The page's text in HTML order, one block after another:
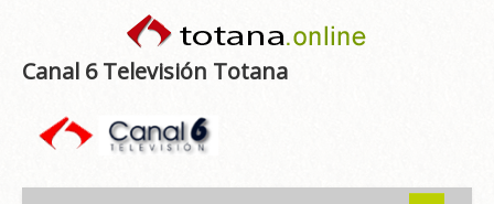
Canal 6 Televisión Totana